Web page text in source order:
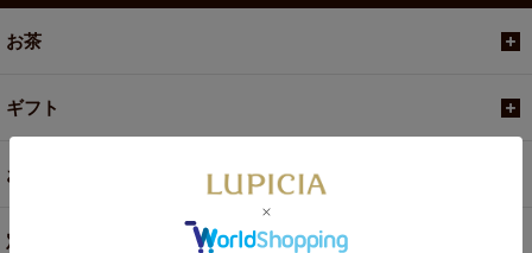
お茶
ギフト
お菓子・食品・飲料
定期便